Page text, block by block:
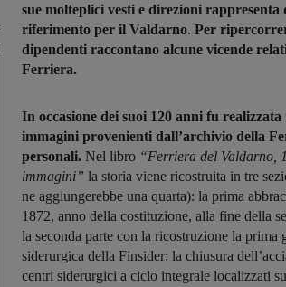
sue molteplici vesti e direzioni
riferimento per il Valdarno. Per
dipendenti raccontano alcune vicende
Ferriera.
In occasione dei suoi 120 anni fu
immagini provenienti dall’archivio della
personali. Nel libro “Ferriera del Valdarno,
immagini” la storia viene ricostruita in tre
ne aggiungerebbe una quarta): la prima
1872, anno della costituzione, alla fine della
la seconda parte con la ricostruzione la prima
siderurgica della Finsider: la chiusura
centri siderurgici a ciclo integrale localizzati